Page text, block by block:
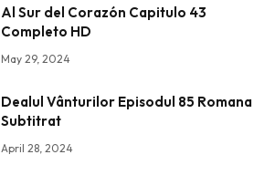
Al Sur del Corazón Capitulo 43
Completo HD
May 29, 2024
Dealul Vânturilor Episodul 85 Romana
Subtitrat
April 28, 2024